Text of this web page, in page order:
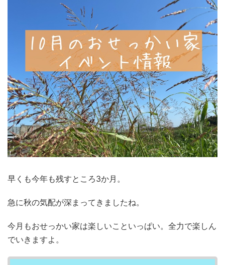
早くも今年も残すところ3か月。
急に秋の気配が深まってきましたね。
今月もおせっかい家は楽しいこといっぱい。全力で楽しん
でいきますよ。